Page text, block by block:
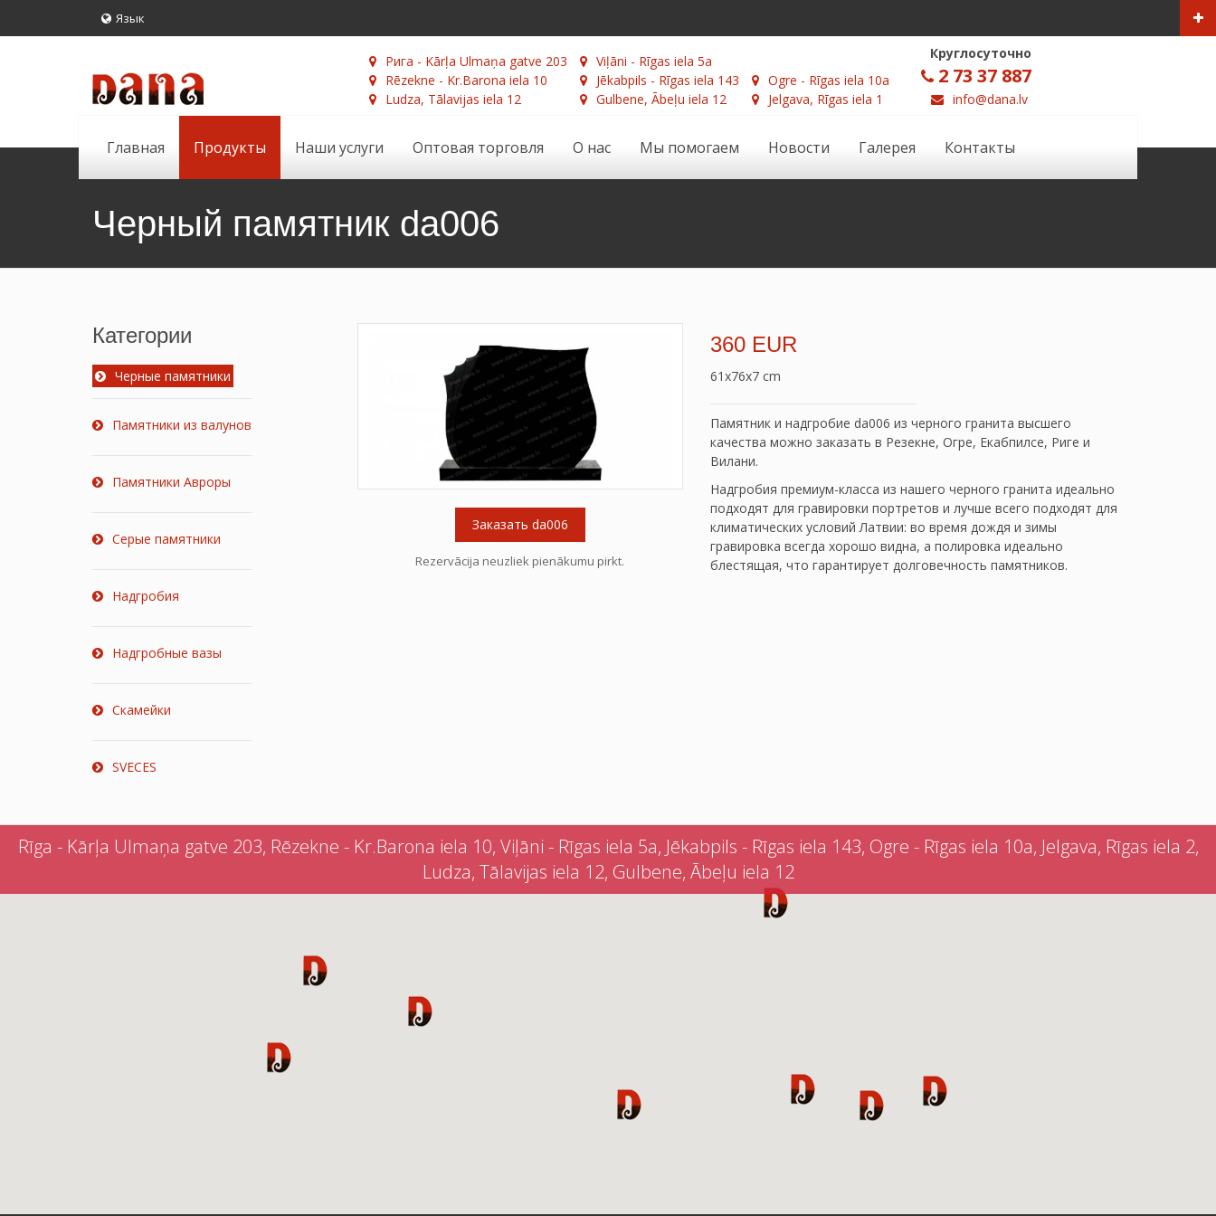
Язык
Рига - Kārļa Ulmaņa gatve 203
Rēzekne - Kr.Barona iela 10
Ludza, Tālavijas iela 12
Viļāni - Rīgas iela 5a
Jēkabpils - Rīgas iela 143
Gulbene, Ābeļu iela 12
Ogre - Rīgas iela 10a
Jelgava, Rīgas iela 1
Круглосуточно
2 73 37 887
info@dana.lv
Главная Продукты Наши услуги Оптовая торговля О нас Мы помогаем Новости Галерея Контакты
Черный памятник da006
Категории
Черные памятники
Памятники из валунов
Памятники Авроры
Серые памятники
Надгробия
Надгробные вазы
Скамейки
SVECES
Заказать da006
Rezervācija neuzliek pienākumu pirkt.
360 EUR
61x76x7 cm
Памятник и надгробие da006 из черного гранита высшего
качества можно заказать в Резекне, Огре, Екабпилсе, Риге и
Вилани.
Надгробия премиум-класса из нашего черного гранита идеально
подходят для гравировки портретов и лучше всего подходят для
климатических условий Латвии: во время дождя и зимы
гравировка всегда хорошо видна, а полировка идеально
блестящая, что гарантирует долговечность памятников.
Rīga - Kārļa Ulmaņa gatve 203, Rēzekne - Kr.Barona iela 10, Viļāni - Rīgas iela 5a, Jēkabpils - Rīgas iela 143, Ogre - Rīgas iela 10a, Jelgava, Rīgas iela 2,
Ludza, Tālavijas iela 12, Gulbene, Ābeļu iela 12